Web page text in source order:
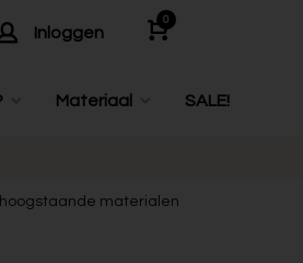
Inloggen
0
Materiaal SALE!
hoogstaande materialen